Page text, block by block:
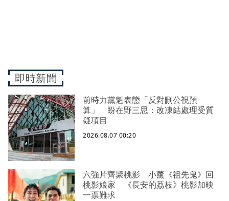
即時新聞
前時力黨魁表態「反對刪公視預
算」 盼在野三思：改凍結處理受質
疑項目
2026.08.07 00:20
六強片齊聚桃影 小薰《祖先鬼》回
桃影娘家 《長安的荔枝》桃影加映
一票難求